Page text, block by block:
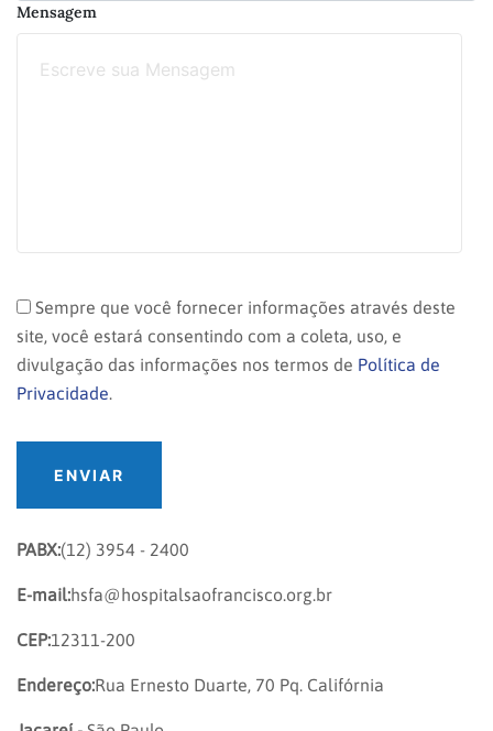
Mensagem
Sempre que você fornecer informações através deste
site, você estará consentindo com a coleta, uso, e
divulgação das informações nos termos de Política de
Privacidade
ENVIAR
PABX:(12) 3954 - 2400
E-mail:hsfa@hospitalsaofrancisco.org.br
CEP:12311-200
Endereço:Rua Ernesto Duarte, 70 Pq. Califórnia